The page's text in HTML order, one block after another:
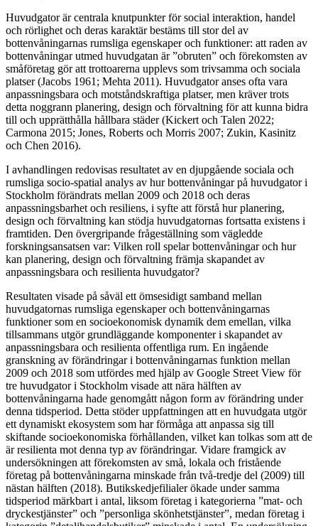
Huvudgator är centrala knutpunkter för social interaktion, handel
och rörlighet och deras karaktär bestäms till stor del av
bottenvåningarnas rumsliga egenskaper och funktioner: att raden av
bottenvåningar utmed huvudgatan är ”obruten” och förekomsten av
småföretag gör att trottoarerna upplevs som trivsamma och sociala
platser (Jacobs 1961; Mehta 2011). Huvudgator anses ofta vara
anpassningsbara och motståndskraftiga platser, men kräver trots
detta noggrann planering, design och förvaltning för att kunna bidra
till och upprätthålla hållbara städer (Kickert och Talen 2022;
Carmona 2015; Jones, Roberts och Morris 2007; Zukin, Kasinitz
och Chen 2016).
I avhandlingen redovisas resultatet av en djupgående sociala och
rumsliga socio-spatial analys av hur bottenvåningar på huvudgator i
Stockholm förändrats mellan 2009 och 2018 och deras
anpassningsbarhet och resiliens, i syfte att förstå hur planering,
design och förvaltning kan stödja huvudgatornas fortsatta existens i
framtiden. Den övergripande frågeställning som vägledde
forskningsansatsen var: Vilken roll spelar bottenvåningar och hur
kan planering, design och förvaltning främja skapandet av
anpassningsbara och resilienta huvudgator?
Resultaten visade på såväl ett ömsesidigt samband mellan
huvudgatornas rumsliga egenskaper och bottenvåningarnas
funktioner som en socioekonomisk dynamik dem emellan, vilka
tillsammans utgör grundläggande komponenter i skapandet av
anpassningsbara och resilienta offentliga rum. En ingående
granskning av förändringar i bottenvåningarnas funktion mellan
2009 och 2018 som utfördes med hjälp av Google Street View för
tre huvudgator i Stockholm visade att nära hälften av
bottenvåningarna hade genomgått någon form av förändring under
denna tidsperiod. Detta stöder uppfattningen att en huvudgata utgör
ett dynamiskt ekosystem som har förmåga att anpassa sig till
skiftande socioekonomiska förhållanden, vilket kan tolkas som att de
är resilienta mot denna typ av förändringar. Vidare framgick av
undersökningen att förekomsten av små, lokala och fristående
företag på bottenvåningarna minskade från två-tredje del (2009) till
nästan hälften (2018). Butikskedjefilialer ökade under samma
tidsperiod märkbart i antal, liksom företag i kategorierna ”mat- och
dryckestjänster” och ”personliga skönhetstjänster”, medan företag i